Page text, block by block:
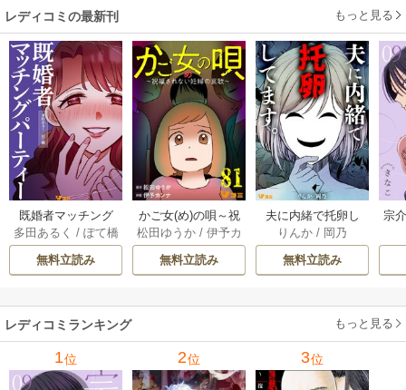
レディコミの最新刊 もっと見る
既婚者マッチング
パーティー 13巻
多田あるく / ぽて橋
無料立読み
かご女(め)の唄～祝
福されない妊婦の
哀歌～ 80-81巻
松田ゆうか/ 伊予カ
ンナ
無料立読み
夫に内緒で托卵し
てます。 10巻
りんか / 岡乃
無料立読み
宗
レディコミランキング もっと見る
1位 2位 3位